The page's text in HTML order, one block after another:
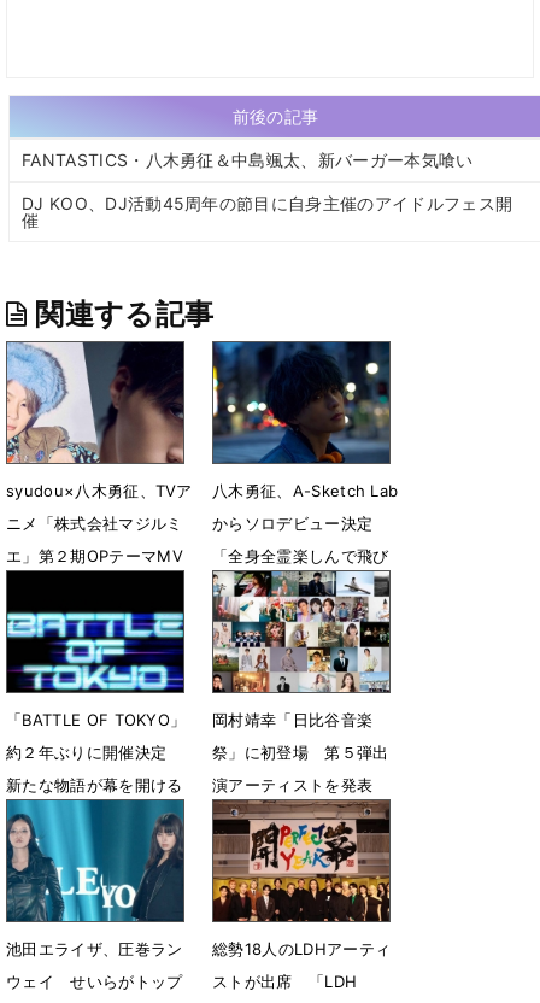
前後の記事
FANTASTICS・八木勇征＆中島颯太、新バーガー本気喰い
DJ KOO、DJ活動45周年の節目に自身主催のアイドルフェス開
催
関連する記事
syudou×八木勇征、TVア
ニメ「株式会社マジルミ
エ」第２期OPテーマMV
7月10日 18時14分
八木勇征、A-Sketch Lab
からソロデビュー決定
「全身全霊楽しんで飛び
込んでいきたい」
5月23日 19時16分
「BATTLE OF TOKYO」
約２年ぶりに開催決定
新たな物語が幕を開ける
5月14日 23時40分
岡村靖幸「日比谷音楽
祭」に初登場 第５弾出
演アーティストを発表
5月1日 13時56分
池田エライザ、圧巻ラン
ウェイ せいらがトップ
総勢18人のLDHアーティ
ストが出席 「LDH